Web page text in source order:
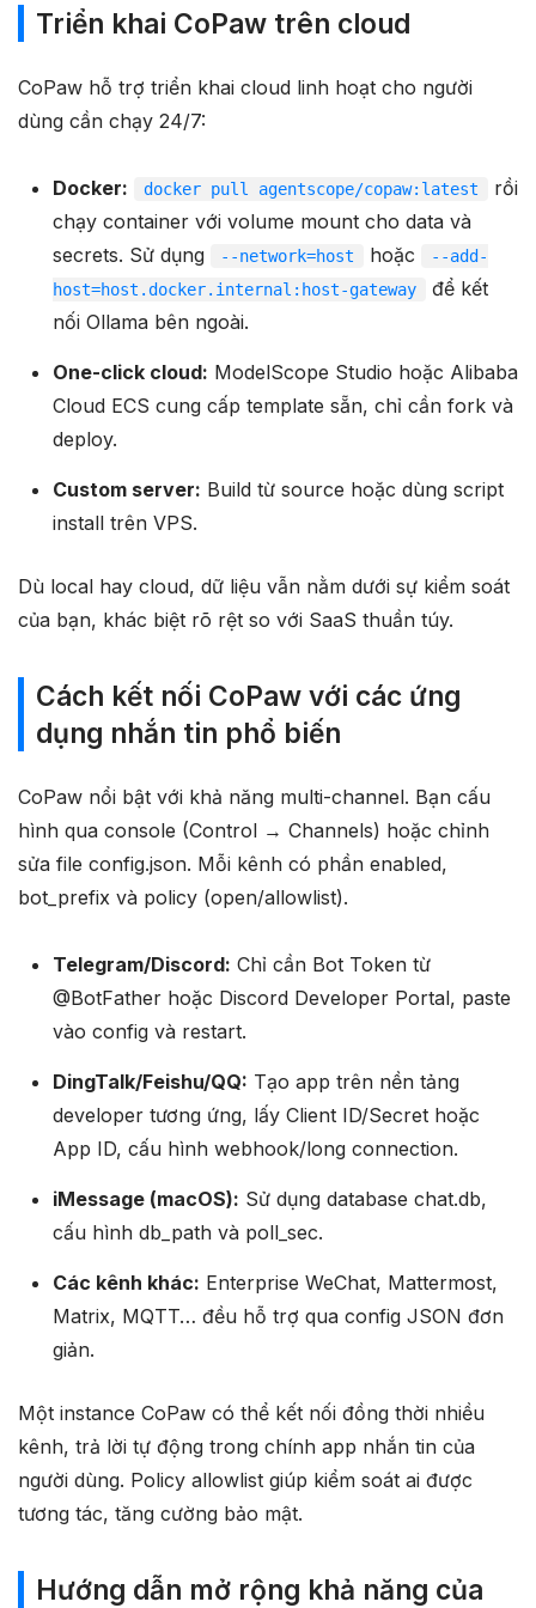
Triển khai CoPaw trên cloud
CoPaw hỗ trợ triển khai cloud linh hoạt cho người
dùng cần chạy 24/7:
Docker: docker pull agentscope/copaw:latest
rồi
chạy container với volume mount cho data và
secrets. Sử dụng
--network=host hoặc
--add-
host=host.docker.internal:host-gateway
để kết
nối Ollama bên ngoài.
One-click cloud: ModelScope Studio hoặc Alibaba
Cloud ECS cung cấp template sẵn, chỉ cần fork và
deploy.
Custom server: Build từ source hoặc dùng script
install trên VPS.
Dù local hay cloud, dữ liệu vẫn nằm dưới sự kiểm soát
của bạn, khác biệt rõ rệt so với SaaS thuần túy.
Cách kết nối CoPaw với các ứng
dụng nhắn tin phổ biến
CoPaw nổi bật với khả năng multi-channel. Bạn cấu
hình qua console (Control → Channels) hoặc chỉnh
sửa file config.json. Mỗi kênh có phần enabled,
bot_prefix và policy (open/allowlist).
Telegram/Discord: Chỉ cần Bot Token từ
@BotFather hoặc Discord Developer Portal, paste
vào config và restart.
DingTalk/Feishu/QQ: Tạo app trên nền tảng
developer tương ứng, lấy Client ID/Secret hoặc
App ID, cấu hình webhook/long connection.
iMessage (macOS): Sử dụng database chat.db,
cấu hình db_path và poll_sec.
Các kênh khác: Enterprise WeChat, Mattermost,
Matrix, MQTT… đều hỗ trợ qua config JSON đơn
giản.
Một instance CoPaw có thể kết nối đồng thời nhiều
kênh, trả lời tự động trong chính app nhắn tin của
người dùng. Policy allowlist giúp kiểm soát ai được
tương tác, tăng cường bảo mật.
Hướng dẫn mở rộng khả năng của